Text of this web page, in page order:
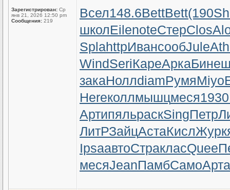
Зарегистрирован: Ср
янв 21, 2026 12:50 pm
Сообщения: 219
Всел148.6BettBett(190
школEilenoteСтерClos
SplahttpИвансообJule
WindSeriКареАркаБине
закаНоллdiamРумяMiyo
Hereколлмышцмеся1930
АртипяльраскSingПетр
ЛитРЗайцАстаКислЖурк
IpsaавтоСтракласQuee
месяJeanПамбСамоАрта